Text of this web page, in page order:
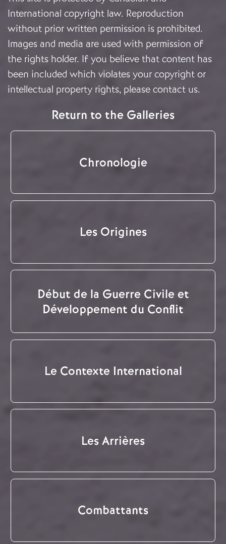
International copyright law. Reproduction
without prior written permission is prohibited.
Images and media are used with permission of
the rights holder. If you believe that content has
been included which violates your copyright or
intellectual property rights, please contact us.
Return to the Galleries
Chronologie
Les Origines
Début de la Guerre Civile et
Développement du Conflit
Le Contexte International
Les Arrières
Combattants